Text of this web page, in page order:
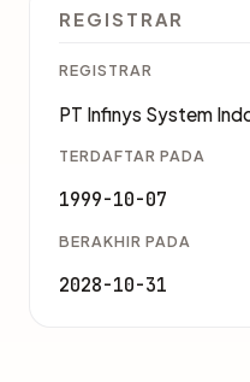
REGISTRAR
REGISTRAR
PT Infinys System
TERDAFTAR PADA
1999-10-07
BERAKHIR PADA
2028-10-31